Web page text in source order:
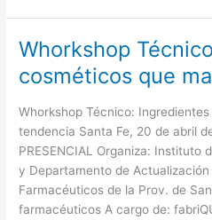
Whorkshop
cosméticos que
Whorkshop Técnico:
tendencia Santa Fe, 20 de abril
PRESENCIAL Organiza: Instituto
y Departamento de
Farmacéuticos de la Prov. de
farmacéuticos A cargo de:
Whorkshop
Ingredientes